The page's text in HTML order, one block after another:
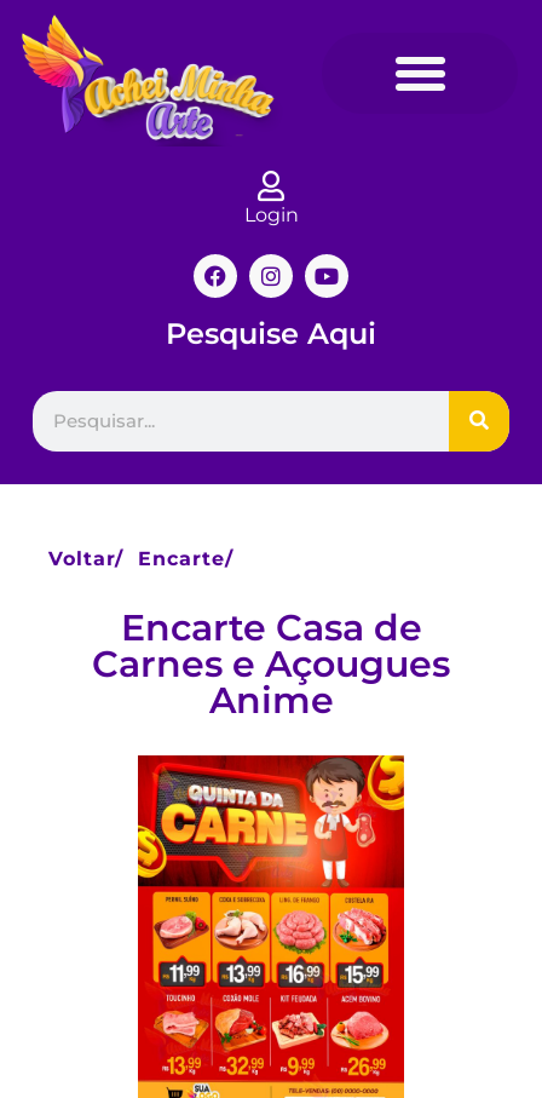
Login
Pesquise Aqui
Voltar/ Encarte/
Encarte Casa de
Carnes e Açougues
Anime